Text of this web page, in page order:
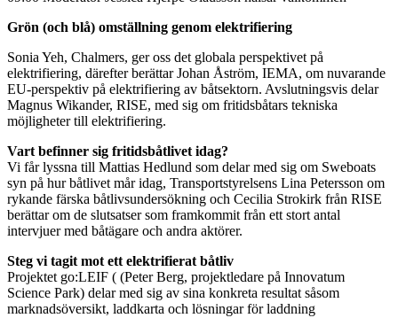
Grön (och blå) omställning genom elektrifiering
Sonia Yeh, Chalmers, ger oss det globala perspektivet på
elektrifiering, därefter berättar Johan Åström, IEMA, om nuvarande
EU-perspektiv på elektrifiering av båtsektorn. Avslutningsvis delar
Magnus Wikander, RISE, med sig om fritidsbåtars tekniska
möjligheter till elektrifiering.
Vart befinner sig fritidsbåtlivet idag?
Vi får lyssna till Mattias Hedlund som delar med sig om Sweboats
syn på hur båtlivet mår idag, Transportstyrelsens Lina Petersson om
rykande färska båtlivsundersökning och Cecilia Strokirk från RISE
berättar om de slutsatser som framkommit från ett stort antal
intervjuer med båtägare och andra aktörer.
Steg vi tagit mot ett elektrifierat båtliv
Projektet go:LEIF ( (Peter Berg, projektledare på Innovatum
Science Park) delar med sig av sina konkreta resultat såsom
marknadsöversikt, laddkarta och lösningar för laddning